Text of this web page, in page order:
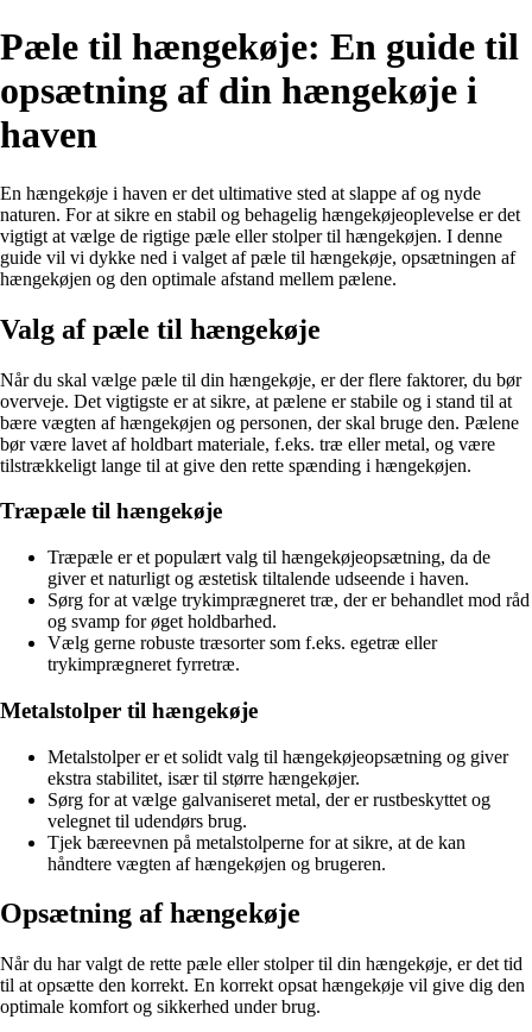
Pæle til hængekøje: En guide til
opsætning af din hængekøje i
haven
En hængekøje i haven er det ultimative sted at slappe af og nyde
naturen. For at sikre en stabil og behagelig hængekøjeoplevelse er det
vigtigt at vælge de rigtige pæle eller stolper til hængekøjen. I denne
guide vil vi dykke ned i valget af pæle til hængekøje, opsætningen af
hængekøjen og den optimale afstand mellem pælene.
Valg af pæle til hængekøje
Når du skal vælge pæle til din hængekøje, er der flere faktorer, du bør
overveje. Det vigtigste er at sikre, at pælene er stabile og i stand til at
bære vægten af hængekøjen og personen, der skal bruge den. Pælene
bør være lavet af holdbart materiale, f.eks. træ eller metal, og være
tilstrækkeligt lange til at give den rette spænding i hængekøjen.
Træpæle til hængekøje
Træpæle er et populært valg til hængekøjeopsætning, da de
giver et naturligt og æstetisk tiltalende udseende i haven.
Sørg for at vælge trykimprægneret træ, der er behandlet mod råd
og svamp for øget holdbarhed.
Vælg gerne robuste træsorter som f.eks. egetræ eller
trykimprægneret fyrretræ.
Metalstolper til hængekøje
Metalstolper er et solidt valg til hængekøjeopsætning og giver
ekstra stabilitet, især til større hængekøjer.
Sørg for at vælge galvaniseret metal, der er rustbeskyttet og
velegnet til udendørs brug.
Tjek bæreevnen på metalstolperne for at sikre, at de kan
håndtere vægten af hængekøjen og brugeren.
Opsætning af hængekøje
Når du har valgt de rette pæle eller stolper til din hængekøje, er det tid
til at opsætte den korrekt. En korrekt opsat hængekøje vil give dig den
optimale komfort og sikkerhed under brug.